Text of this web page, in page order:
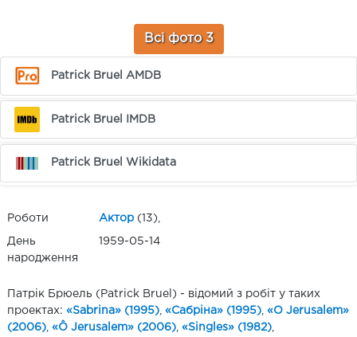
Всі фото 3
Patrick Bruel AMDB
Patrick Bruel IMDB
Patrick Bruel Wikidata
Роботи Актор (13),
День
народження
1959-05-14
Патрік Брюель (Patrick Bruel) - відомий з робіт у таких
проектах: «Sabrina» (1995) «Сабріна» (1995) «O Jerusalem»
(2006) «Ô Jerusalem» (2006) «Singles» (1982)